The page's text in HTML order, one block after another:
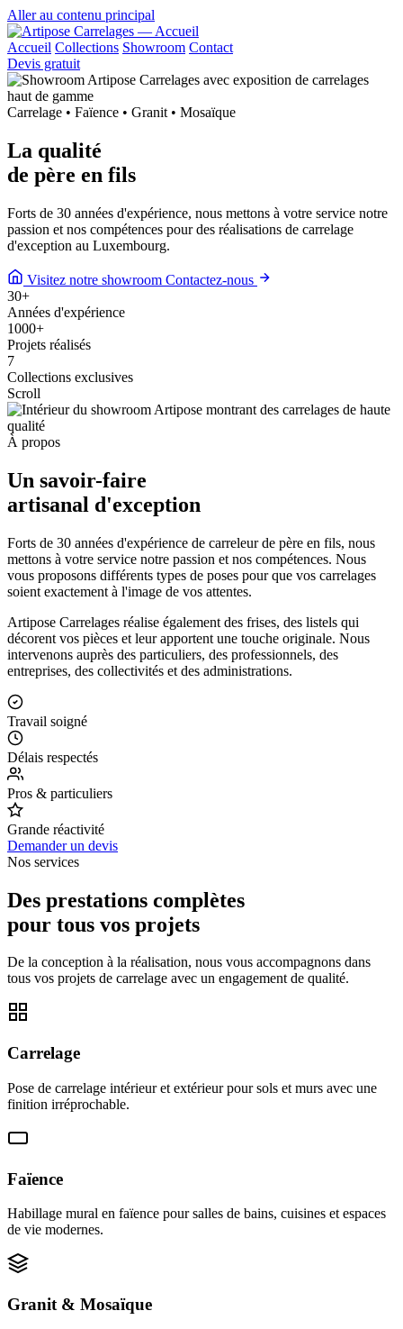
Aller au contenu principal
Accueil Collections Showroom Contact
Devis gratuit
Carrelage • Faïence • Granit • Mosaïque
La qualité
de père en fils
Forts de 30 années d'expérience, nous mettons à votre service notre
passion et nos compétences pour des réalisations de carrelage
d'exception au Luxembourg.
Visitez notre showroom Contactez-nous
30+
Années d'expérience
1000+
Projets réalisés
7
Collections exclusives
Scroll
À propos
Un savoir-faire
artisanal d'exception
Forts de 30 années d'expérience de carreleur de père en fils, nous
mettons à votre service notre passion et nos compétences. Nous
vous proposons différents types de poses pour que vos carrelages
soient exactement à l'image de vos attentes.
Artipose Carrelages réalise également des frises, des listels qui
décorent vos pièces et leur apportent une touche originale. Nous
intervenons auprès des particuliers, des professionnels, des
entreprises, des collectivités et des administrations.
Travail soigné
Délais respectés
Pros & particuliers
Grande réactivité
Demander un devis
Nos services
Des prestations complètes
pour tous vos projets
De la conception à la réalisation, nous vous accompagnons dans
tous vos projets de carrelage avec un engagement de qualité.
Carrelage
Pose de carrelage intérieur et extérieur pour sols et murs avec une
finition irréprochable.
Faïence
Habillage mural en faïence pour salles de bains, cuisines et espaces
de vie modernes.
Granit & Mosaïque